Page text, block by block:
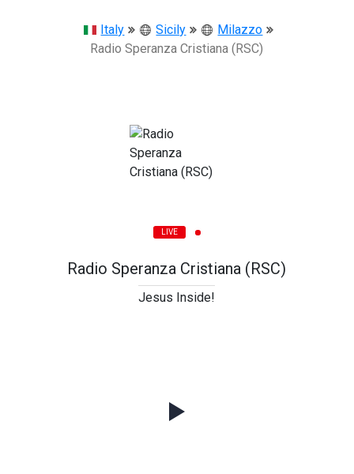
Italy Sicily
Milazzo
Radio Speranza Cristiana (RSC)
LIVE
Radio Speranza Cristiana (RSC)
Jesus Inside!